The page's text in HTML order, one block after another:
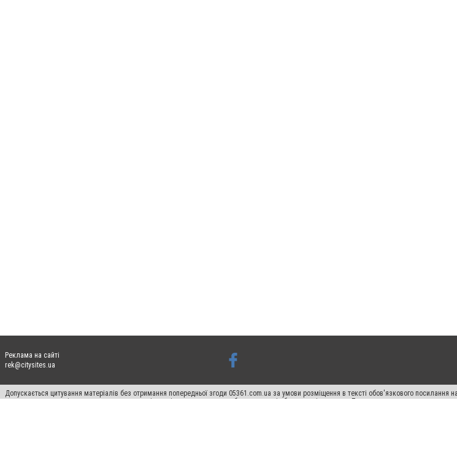
Реклама на сайті
rek@citysites.ua
Допускається цитування матеріалів без отримання попередньої згоди 05361.com.ua за умови розміщення в тексті обов'язкового
пошукових систем гіперпосилання на цитовані статті не нижче другого абзацу в тексті або в якості джерела. Порушення виняткових прав